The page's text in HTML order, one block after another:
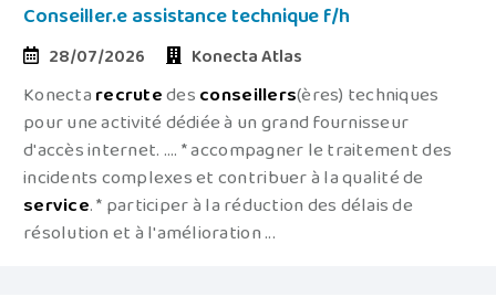
Conseiller.e assistance technique f/h
28/07/2026 Konecta Atlas
Konectarecrutedesconseillers(ères) techniques
pour une activité dédiée à un grand fournisseur
d'accès internet. .... * accompagner le traitement des
incidents complexes et contribuer à la qualité de
service. * participer à la réduction des délais de
résolution et à l'amélioration ...